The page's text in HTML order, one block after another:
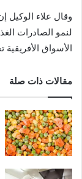
وقال علاء الوكيل
لنمو الصادرات
الأسواق الأفريقية تجاوزت 1.5 مليار
مقالات ذات صلة